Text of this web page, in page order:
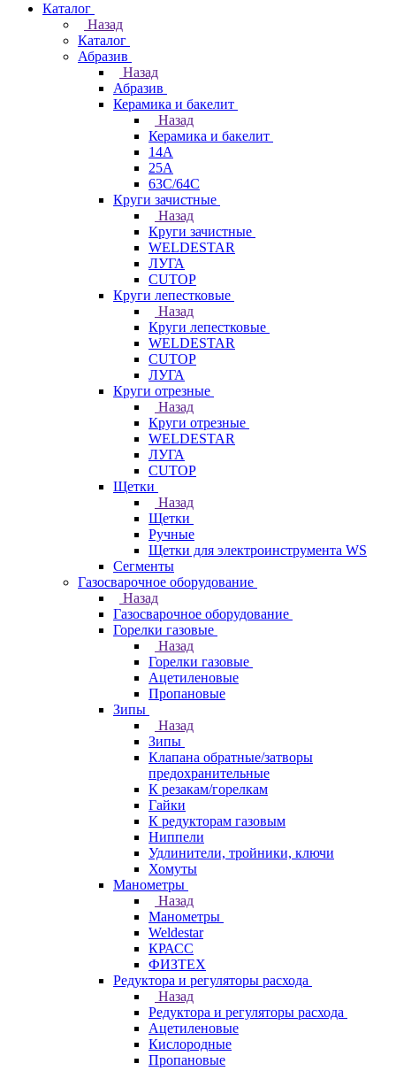
Каталог
Назад
Каталог
Абразив
Назад
Абразив
Керамика и бакелит
Назад
Керамика и бакелит
14А
25А
63С/64С
Круги зачистные
Назад
Круги зачистные
WELDESTAR
ЛУГА
CUTOP
Круги лепестковые
Назад
Круги лепестковые
WELDESTAR
CUTOP
ЛУГА
Круги отрезные
Назад
Круги отрезные
WELDESTAR
ЛУГА
CUTOP
Щетки
Назад
Щетки
Ручные
Щетки для электроинструмента WS
Сегменты
Газосварочное оборудование
Назад
Газосварочное оборудование
Горелки газовые
Назад
Горелки газовые
Ацетиленовые
Пропановые
Зипы
Назад
Зипы
Клапана обратные/затворы
предохранительные
К резакам/горелкам
Гайки
К редукторам газовым
Ниппели
Удлинители, тройники, ключи
Хомуты
Манометры
Назад
Манометры
Weldestar
КРАСС
ФИЗТЕХ
Редуктора и регуляторы расхода
Назад
Редуктора и регуляторы расхода
Ацетиленовые
Кислородные
Пропановые